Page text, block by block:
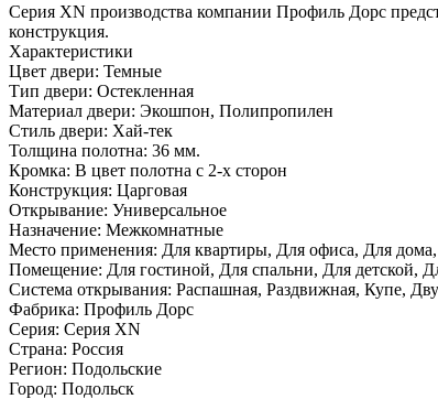
Серия ХN производства компании Профиль Дорс
конструкция.
Характеристики
Цвет двери: Темные
Тип двери: Остекленная
Материал двери: Экошпон, Полипропилен
Стиль двери: Хай-тек
Толщина полотна: 36 мм.
Кромка: В цвет полотна с 2-х сторон
Конструкция: Царговая
Открывание: Универсальное
Назначение: Межкомнатные
Место применения: Для квартиры, Для офиса, Для
Помещение: Для гостиной, Для спальни, Для детской,
Система открывания: Распашная, Раздвижная, Купе,
Фабрика: Профиль Дорс
Серия: Серия XN
Страна: Россия
Регион: Подольские
Город: Подольск